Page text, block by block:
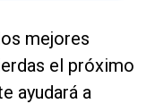
mejores
el próximo
ayudará a